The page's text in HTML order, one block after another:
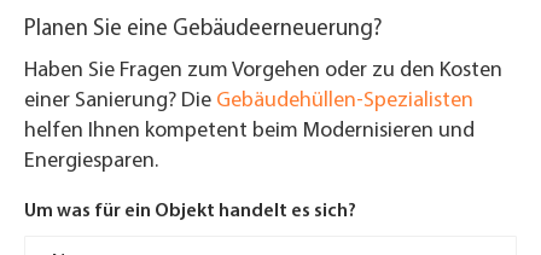
Planen Sie eine Gebäudeerneuerung?
Haben Sie Fragen zum Vorgehen oder zu den Kosten
einer Sanierung? Die Gebäudehüllen-Spezialisten
helfen Ihnen kompetent beim Modernisieren und
Energiesparen.
Um was für ein Objekt handelt es sich?